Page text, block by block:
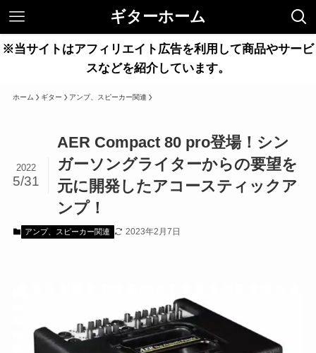
ギターホーム
※当サイトはアフィリエイト広告を利用して商品やサービ
スなどを紹介しています。
ホーム ギター アンプ、スピーカー関連
AER Compact 80 pro登場！シン
ガーソングライターからの要望を
元に開発したアコースティックア
ンプ！
2022
5/31
アンプ、スピーカー関連 2023年2月7日